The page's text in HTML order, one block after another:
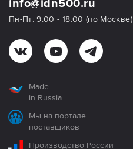
info@idn500.ru
Пн-Пт: 9:00 - 18:00 (по Москве)
Made
in Russia
Мы на портале
поставщиков
Производство России